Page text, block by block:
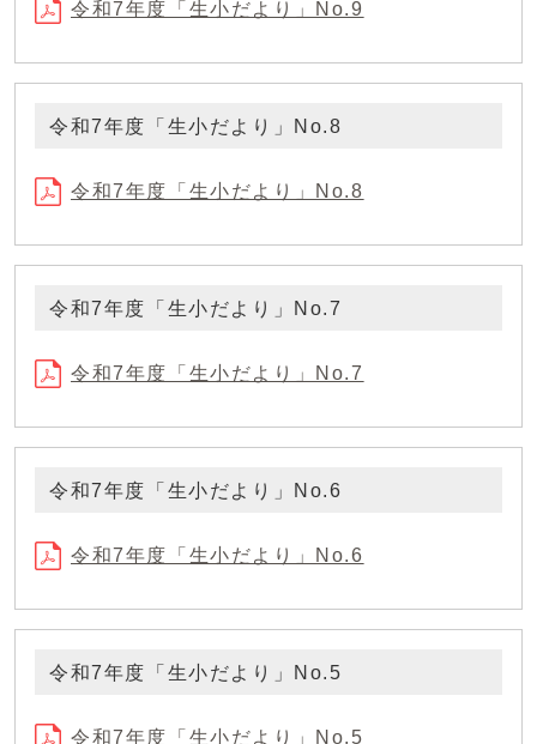
令和7年度「生小だより」No.9
令和7年度「生小だより」No.8
令和7年度「生小だより」No.8
令和7年度「生小だより」No.7
令和7年度「生小だより」No.7
令和7年度「生小だより」No.6
令和7年度「生小だより」No.6
令和7年度「生小だより」No.5
令和7年度「生小だより」No.5